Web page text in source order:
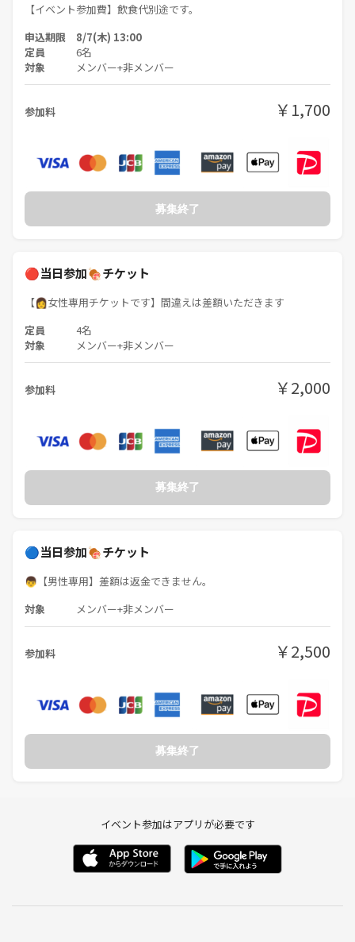
【イベント参加費】飲食代別途です。
申込期限 8/7(木) 13:00
定員 6名
対象
メンバー+非メンバー
参加料 ￥1,700
募集終了
🔴当日参加🍖チケット
【👩女性専用チケットです】間違えは差額いただきます
定員 4名
対象 メンバー+非メンバー
参加料 ￥2,000
募集終了
🔵当日参加🍖チケット
👦【男性専用】差額は返金できません。
対象 メンバー+非メンバー
参加料 ￥2,500
募集終了
イベント参加はアプリが必要です